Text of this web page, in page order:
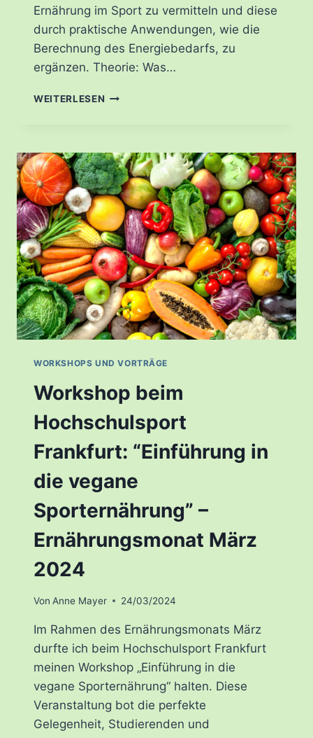
Ernährung im Sport zu vermitteln und diese
durch praktische Anwendungen, wie die
Berechnung des Energiebedarfs, zu
ergänzen. Theorie: Was…
WEITERLESEN WORKSHOP
VEGANE
SPORTERNÄHRUNG”
WORKSHOPS UND VORTRÄGE
Workshop beim
Hochschulsport
Frankfurt: “Einführung in
die vegane
Sporternährung” –
Ernährungsmonat März
2024
Von Anne Mayer 24/03/2024
Im Rahmen des Ernährungsmonats März
durfte ich beim Hochschulsport Frankfurt
meinen Workshop „Einführung in die
vegane Sporternährung“ halten. Diese
Veranstaltung bot die perfekte
Gelegenheit, Studierenden und